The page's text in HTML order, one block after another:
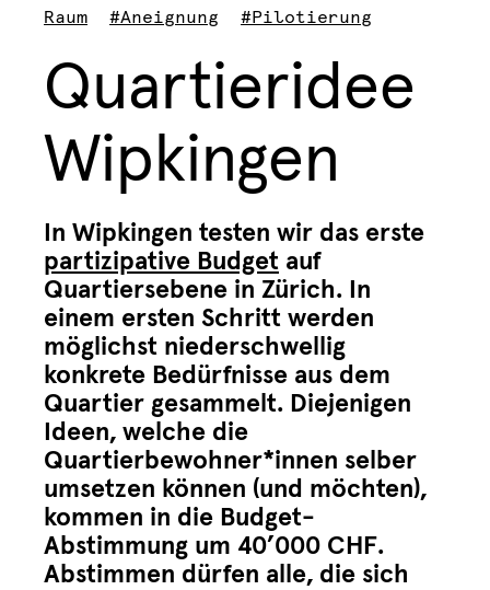
Raum
#Aneignung #Pilotierung
Quartieridee
Wipkingen
In Wipkingen testen wir das erste
partizipative Budget auf
Quartiersebene in Zürich. In
einem ersten Schritt werden
möglichst niederschwellig
konkrete Bedürfnisse aus dem
Quartier gesammelt. Diejenigen
Ideen, welche die
Quartierbewohner*innen selber
umsetzen können (und möchten),
kommen in die Budget-
Abstimmung um 40’000 CHF.
Abstimmen dürfen alle, die sich